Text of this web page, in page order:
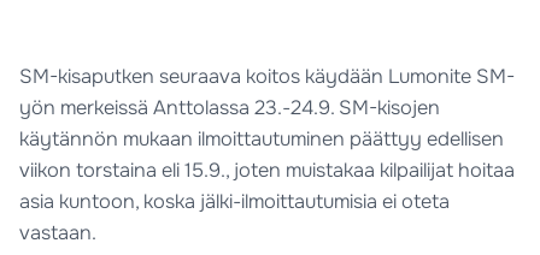
SM-kisaputken seuraava koitos käydään Lumonite SM-
yön merkeissä Anttolassa 23.-24.9. SM-kisojen
käytännön mukaan ilmoittautuminen päättyy edellisen
viikon torstaina eli 15.9., joten muistakaa kilpailijat hoitaa
asia kuntoon, koska jälki-ilmoittautumisia ei oteta
vastaan.